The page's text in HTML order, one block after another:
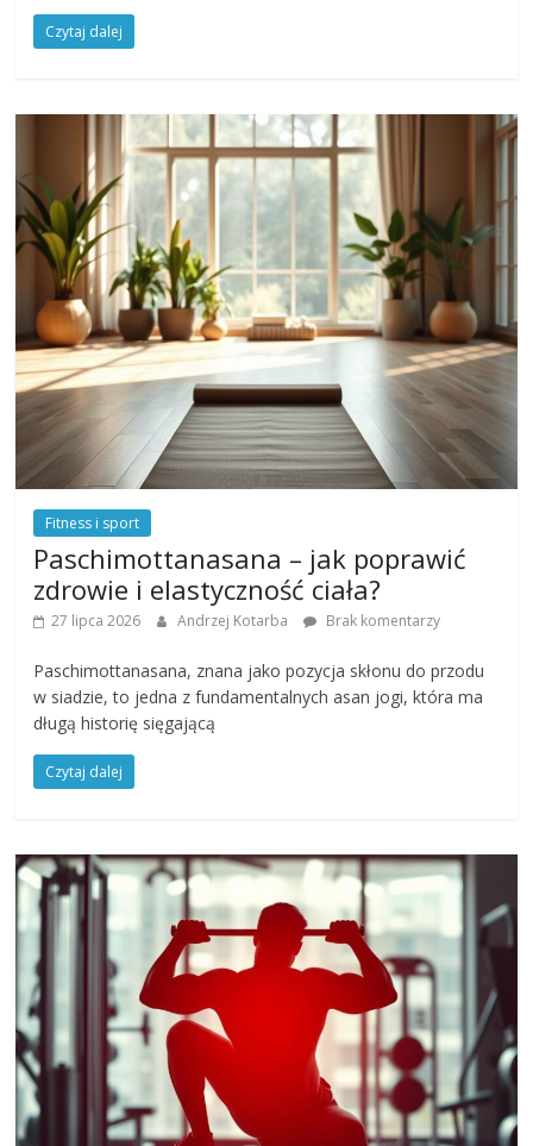
Czytaj dalej
Fitness i sport
Paschimottanasana – jak poprawić
zdrowie i elastyczność ciała?
27 lipca 2026 Andrzej Kotarba Brak komentarzy
Paschimottanasana, znana jako pozycja skłonu do przodu
w siadzie, to jedna z fundamentalnych asan jogi, która ma
długą historię sięgającą
Czytaj dalej